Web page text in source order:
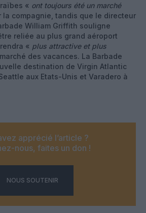
« ont toujours été un marché
compagnie, tandis que le directeur
William Griffith souligne
reliée au plus grand aéroport
« plus attractive et plus
des vacances. La Barbade
destination de Virgin Atlantic
aux Etats-Unis et Varadero à
apprécié l’article ?
nous, faites un don !
NOUS SOUTENIR